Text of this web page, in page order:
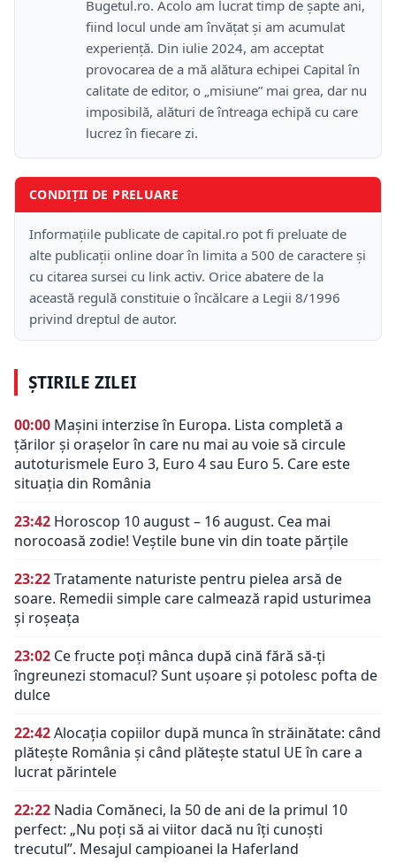
Bugetul.ro. Acolo am lucrat timp de șapte ani,
fiind locul unde am învățat și am acumulat
experiență. Din iulie 2024, am acceptat
provocarea de a mă alătura echipei Capital în
calitate de editor, o „misiune” mai grea, dar nu
imposibilă, alături de întreaga echipă cu care
lucrez în fiecare zi.
CONDIȚII DE PRELUARE
Informațiile publicate de capital.ro pot fi preluate de
alte publicații online doar în limita a 500 de caractere și
cu citarea sursei cu link activ. Orice abatere de la
această regulă constituie o încălcare a Legii 8/1996
privind dreptul de autor.
ȘTIRILE ZILEI
00:00 Mașini interzise în Europa. Lista completă a
țărilor și orașelor în care nu mai au voie să circule
autoturismele Euro 3, Euro 4 sau Euro 5. Care este
situația din România
23:42 Horoscop 10 august – 16 august. Cea mai
norocoasă zodie! Veștile bune vin din toate părțile
23:22Tratamente naturiste pentru pielea arsă de
soare. Remedii simple care calmează rapid usturimea
și roșeața
23:02 Ce fructe poți mânca după cină fără să-ți
îngreunezi stomacul? Sunt ușoare și potolesc pofta de
dulce
22:42Alocația copiilor după munca în străinătate: când
plătește România și când plătește statul UE în care a
lucrat părintele
22:22 Nadia Comăneci, la 50 de ani de la primul 10
perfect: „Nu poţi să ai viitor dacă nu îţi cunoşti
trecutul”. Mesajul campioanei la Haferland